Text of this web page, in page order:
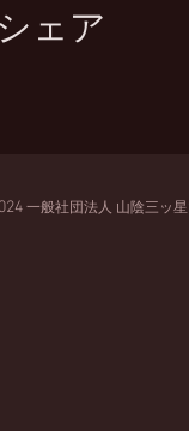
ェア
一般社団法人 山陰三ッ